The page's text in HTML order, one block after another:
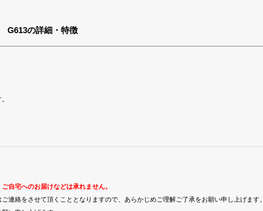
G613の詳細・特徴
自宅へのお届けなどは承れません。
連絡をさせて頂くこととなりますので、あらかじめご理解ご了承をお願い申し上げます。